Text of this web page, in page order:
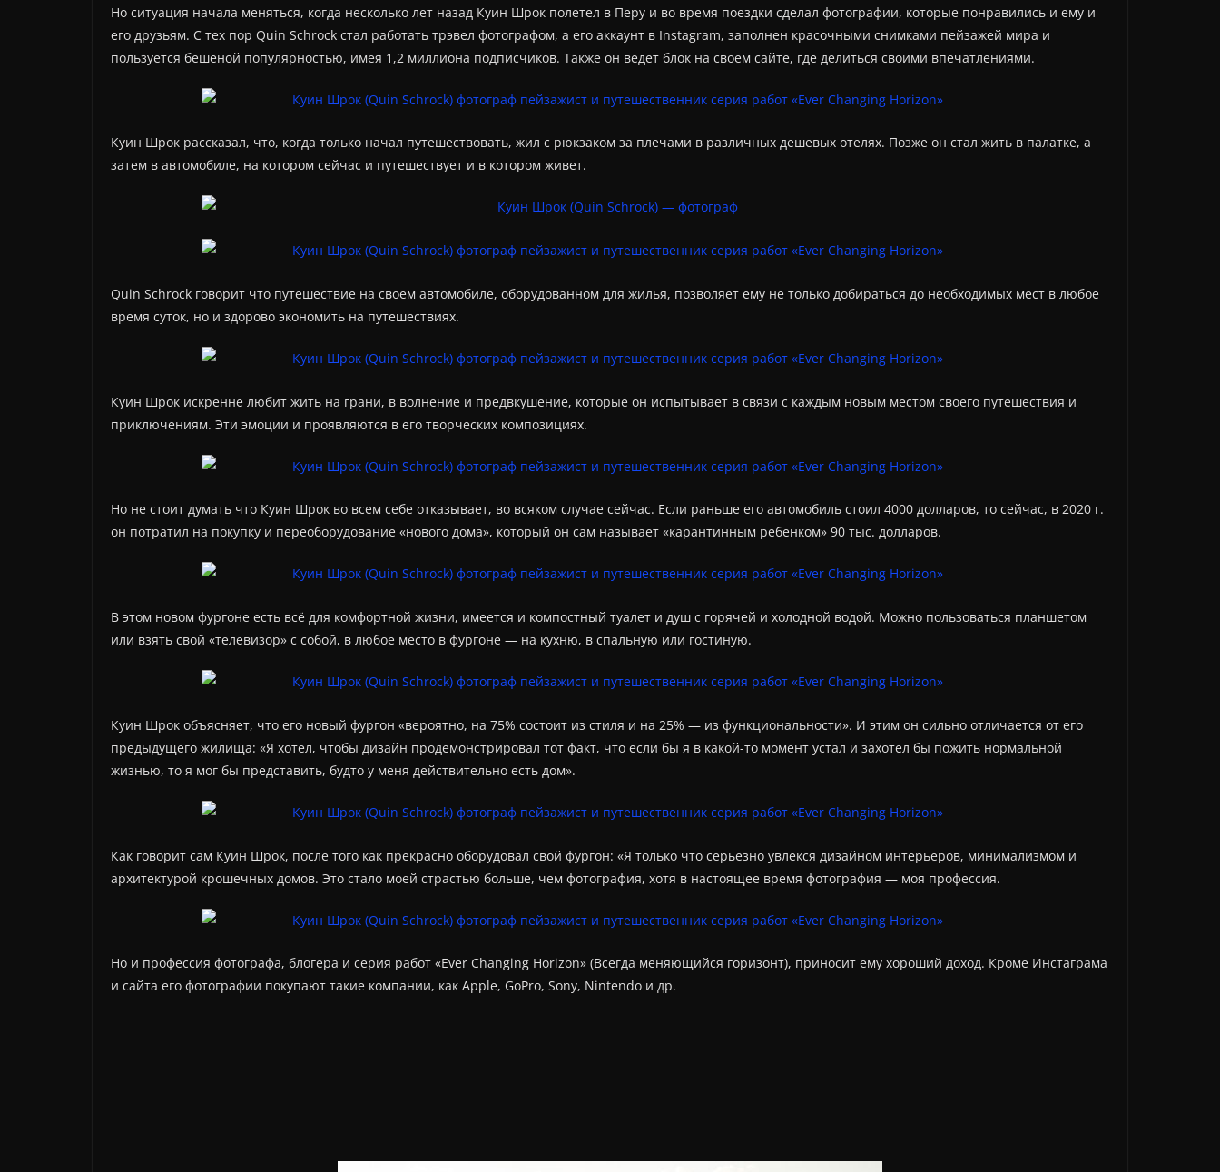
Но ситуация начала меняться, когда несколько лет назад Куин Шрок полетел в Перу и во время поездки сделал фотографии, которые понравились и ему и
его друзьям. С тех пор Quin Schrock стал работать трэвел фотографом, а его аккаунт в Instagram, заполнен красочными снимками пейзажей мира и
пользуется бешеной популярностью, имея 1,2 миллиона подписчиков. Также он ведет блок на своем сайте, где делиться своими впечатлениями.
Куин Шрок рассказал, что, когда только начал путешествовать, жил с рюкзаком за плечами в различных дешевых отелях. Позже он стал жить в палатке, а
затем в автомобиле, на котором сейчас и путешествует и в котором живет.
Quin Schrock говорит что путешествие на своем автомобиле, оборудованном для жилья, позволяет ему не только добираться до необходимых мест в любое
время суток, но и здорово экономить на путешествиях.
Куин Шрок искренне любит жить на грани, в волнение и предвкушение, которые он испытывает в связи с каждым новым местом своего путешествия и
приключениям. Эти эмоции и проявляются в его творческих композициях.
Но не стоит думать что Куин Шрок во всем себе отказывает, во всяком случае сейчас. Если раньше его автомобиль стоил 4000 долларов, то сейчас, в 2020 г.
он потратил на покупку и переоборудование «нового дома», который он сам называет «карантинным ребенком» 90 тыс. долларов.
В этом новом фургоне есть всё для комфортной жизни, имеется и компостный туалет и душ с горячей и холодной водой. Можно пользоваться планшетом
или взять свой «телевизор» с собой, в любое место в фургоне — на кухню, в спальную или гостиную.
Куин Шрок объясняет, что его новый фургон «вероятно, на 75% состоит из стиля и на 25% — из функциональности». И этим он сильно отличается от его
предыдущего жилища: «Я хотел, чтобы дизайн продемонстрировал тот факт, что если бы я в какой-то момент устал и захотел бы пожить нормальной
жизнью, то я мог бы представить, будто у меня действительно есть дом».
Как говорит сам Куин Шрок, после того как прекрасно оборудовал свой фургон: «Я только что серьезно увлекся дизайном интерьеров, минимализмом и
архитектурой крошечных домов. Это стало моей страстью больше, чем фотография, хотя в настоящее время фотография — моя профессия.
Но и профессия фотографа, блогера и серия работ «Ever Changing Horizon» (Всегда меняющийся горизонт), приносит ему хороший доход. Кроме Инстаграма
и сайта его фотографии покупают такие компании, как Apple, GoPro, Sony, Nintendo и др.